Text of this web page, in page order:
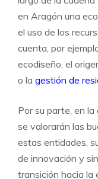
en Aragón una
el uso de los
cuenta, por
ecodiseño, el
o la gestión de
Por su parte, en la
se valorarán las
estas entidades,
de innovación y
transición hacia la